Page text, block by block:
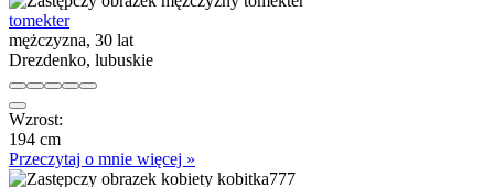
tomekter
mężczyzna, 30 lat
Drezdenko, lubuskie
Wzrost:
194 cm
Przeczytaj o mnie więcej »